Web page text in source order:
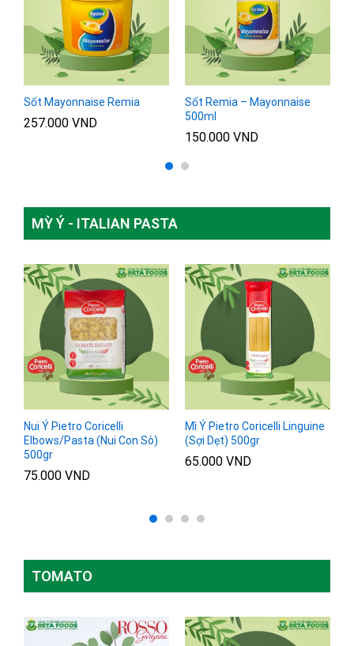
Sốt Mayonnaise Remia
257.000 VND
Sốt Remia – Mayonnaise
500ml
150.000 VND
MỲ Ý - ITALIAN PASTA
Nui Ý Pietro Coricelli
Elbows/Pasta (Nui Con Sò)
500gr
75.000 VND
Mì Ý Pietro Coricelli Linguine
(Sợi Dẹt) 500gr
65.000 VND
TOMATO